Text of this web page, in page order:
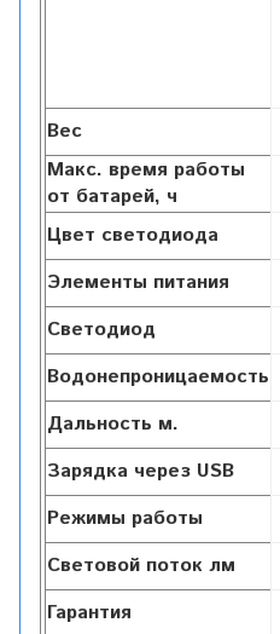
Вес
Макс. время работы
от батарей, ч
Цвет светодиода
Элементы питания
Светодиод
Водонепроницаемость
Дальность м.
Зарядка через USB
Режимы работы
Световой поток лм
Гарантия